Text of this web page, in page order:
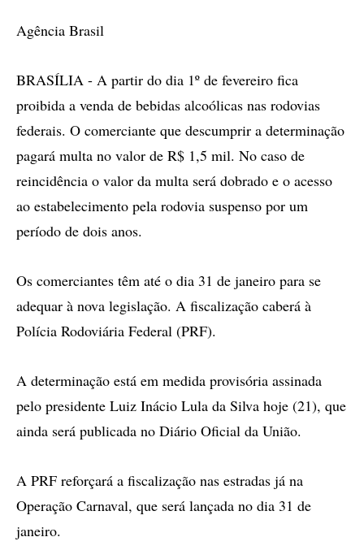
Agência Brasil
BRASÍLIA - A partir do dia 1º de fevereiro fica
proibida a venda de bebidas alcoólicas nas rodovias
federais. O comerciante que descumprir a determinação
pagará multa no valor de R$ 1,5 mil. No caso de
reincidência o valor da multa será dobrado e o acesso
ao estabelecimento pela rodovia suspenso por um
período de dois anos.
Os comerciantes têm até o dia 31 de janeiro para se
adequar à nova legislação. A fiscalização caberá à
Polícia Rodoviária Federal (PRF).
A determinação está em medida provisória assinada
pelo presidente Luiz Inácio Lula da Silva hoje (21), que
ainda será publicada no Diário Oficial da União.
A PRF reforçará a fiscalização nas estradas já na
Operação Carnaval, que será lançada no dia 31 de
janeiro.